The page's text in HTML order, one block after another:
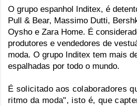
O grupo espanhol Inditex, é
Pull & Bear, Massimo Dutti,
Oysho e Zara Home. É
produtores e vendedores de
moda. O grupo Inditex tem mais
espalhadas por todo o mundo.
É solicitado aos colaboradores
ritmo da moda", isto é, que